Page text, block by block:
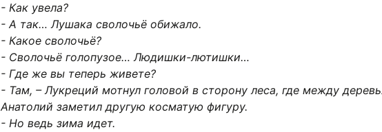
- Как увела?
- А так… Лушака сволочьё обижало.
- Какое сволочьё?
- Сволочьё голопузое… Людишки-лютишки…
- Где же вы теперь живете?
- Там, – Лукреций мотнул головой в сторону леса, где между
Анатолий заметил другую косматую фигуру.
- Но ведь зима идет.